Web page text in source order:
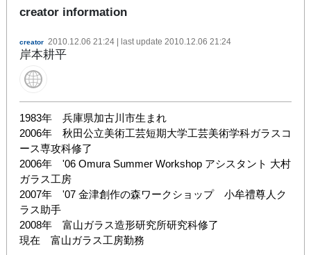
creator information
creator 2010.12.06 21:24 | last update 2010.12.06 21:24
岸本耕平
1983年　兵庫県加古川市生まれ
2006年　秋田公立美術工芸短期大学工芸美術学科ガラスコ
ース専攻科修了
2006年　'06 Omura Summer Workshop アシスタント 大村
ガラス工房
2007年　'07 金津創作の森ワークショップ　小牟禮尊人ク
ラス助手
2008年　富山ガラス造形研究所研究科修了
現在　富山ガラス工房勤務